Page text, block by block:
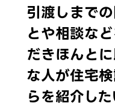
引渡しまで
とや相談な
だきほんと
な人が住宅
らを紹介し